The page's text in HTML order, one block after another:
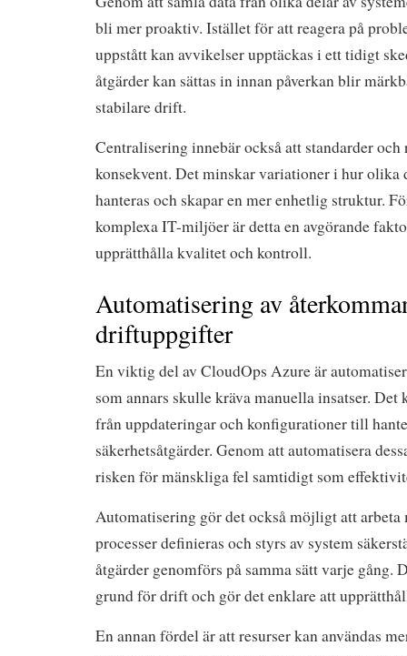
bli mer proaktiv. Istället för att reagera på
uppstått kan avvikelser upptäckas i ett tidigt
åtgärder kan sättas in innan påverkan blir
stabilare drift.
Centralisering innebär också att standarder
konsekvent. Det minskar variationer i hur olika
hanteras och skapar en mer enhetlig struktur.
komplexa IT-miljöer är detta en avgörande
upprätthålla kvalitet och kontroll.
Automatisering av
driftuppgifter
En viktig del av CloudOps Azure är
som annars skulle kräva manuella insatser. Det
från uppdateringar och konfigurationer till
säkerhetsåtgärder. Genom att automatisera
risken för mänskliga fel samtidigt som
Automatisering gör det också möjligt att arbeta
processer definieras och styrs av system
åtgärder genomförs på samma sätt varje gång.
grund för drift och gör det enklare att
En annan fördel är att resurser kan användas